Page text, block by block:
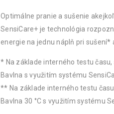
Optimálne pranie a sušenie
SensiCare+ je technológia
energie na jednu náplň pri sušení*
* Na základe interného testu
Bavlna s využitím systému
** Na základe interného testu
Bavlna 30 °C s využitím systému